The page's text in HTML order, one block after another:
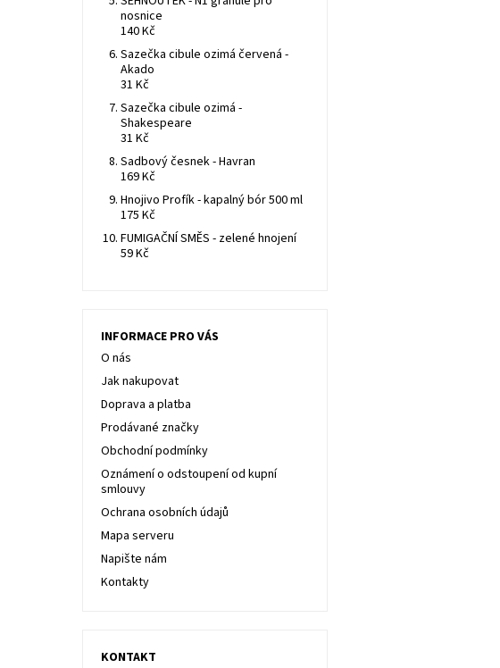
nosnice
140 Kč
Sazečka cibule ozimá červená -
Akado
31 Kč
Sazečka cibule ozimá -
Shakespeare
31 Kč
Sadbový česnek - Havran
169 Kč
Hnojivo Profík - kapalný bór 500 ml
175 Kč
FUMIGAČNÍ SMĚS - zelené hnojení
59 Kč
INFORMACE PRO VÁS
O nás
Jak nakupovat
Doprava a platba
Prodávané značky
Obchodní podmínky
Oznámení o odstoupení od kupní
smlouvy
Ochrana osobních údajů
Mapa serveru
Napište nám
Kontakty
KONTAKT